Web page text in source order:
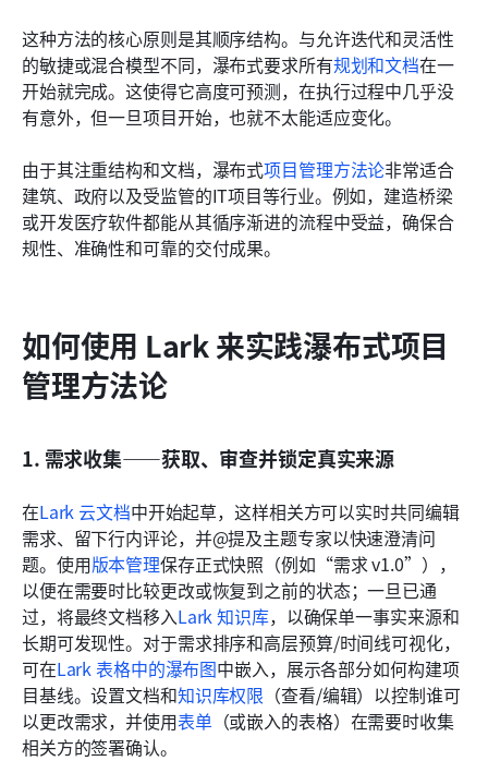
这种方法的核心原则是其顺序结构。与允许迭代和灵活性
的敏捷或混合模型不同，瀑布式要求所有规划和文档在一
开始就完成。这使得它高度可预测，在执行过程中几乎没
有意外，但一旦项目开始，也就不太能适应变化。
由于其注重结构和文档，瀑布式项目管理方法论非常适合
建筑、政府以及受监管的IT项目等行业。例如，建造桥梁
或开发医疗软件都能从其循序渐进的流程中受益，确保合
规性、准确性和可靠的交付成果。
如何使用 Lark 来实践瀑布式项目
管理方法论
1. 需求收集——获取、审查并锁定真实来源
在Lark 云文档中开始起草，这样相关方可以实时共同编辑
需求、留下行内评论，并@提及主题专家以快速澄清问
题。使用版本管理保存正式快照（例如“需求 v1.0”），
以便在需要时比较更改或恢复到之前的状态；一旦已通
过，将最终文档移入Lark 知识库，以确保单一事实来源和
长期可发现性。对于需求排序和高层预算/时间线可视化，
可在Lark 表格中的瀑布图中嵌入，展示各部分如何构建项
目基线。设置文档和知识库权限 （查看/编辑）以控制谁可
以更改需求，并使用表单（或嵌入的表格）在需要时收集
相关方的签署确认。